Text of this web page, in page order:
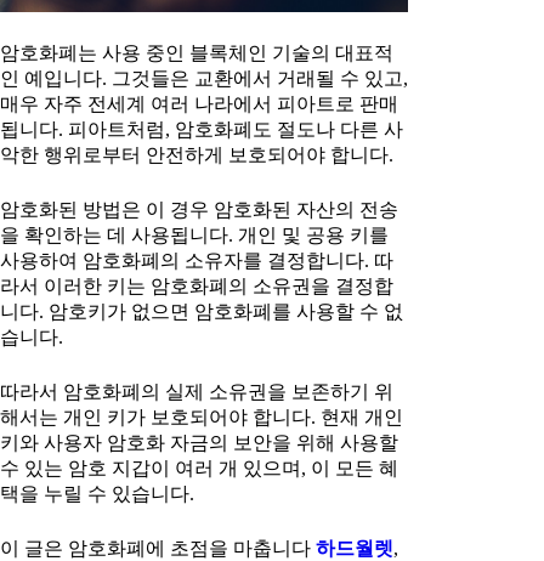
암호화폐는 사용 중인 블록체인 기술의 대표적
인 예입니다. 그것들은 교환에서 거래될 수 있고,
매우 자주 전세계 여러 나라에서 피아트로 판매
됩니다. 피아트처럼, 암호화폐도 절도나 다른 사
악한 행위로부터 안전하게 보호되어야 합니다.
암호화된 방법은 이 경우 암호화된 자산의 전송
을 확인하는 데 사용됩니다. 개인 및 공용 키를
사용하여 암호화폐의 소유자를 결정합니다. 따
라서 이러한 키는 암호화폐의 소유권을 결정합
니다. 암호키가 없으면 암호화폐를 사용할 수 없
습니다.
따라서 암호화폐의 실제 소유권을 보존하기 위
해서는 개인 키가 보호되어야 합니다. 현재 개인
키와 사용자 암호화 자금의 보안을 위해 사용할
수 있는 암호 지갑이 여러 개 있으며, 이 모든 혜
택을 누릴 수 있습니다.
이 글은 암호화폐에 초점을 마춥니다 하드월렛,